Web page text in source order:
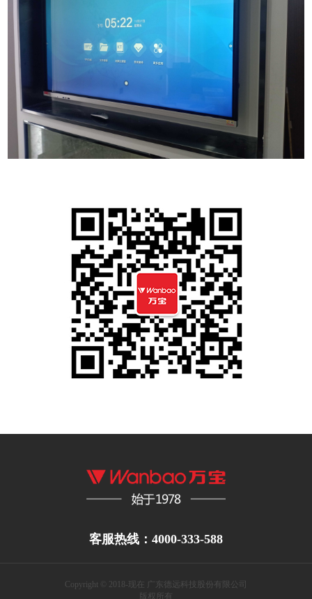
客服热线：4000-333-588
Copyright © 2018-现在 广东德远科技股份有限公司
版权所有